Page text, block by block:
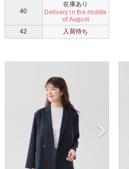
40
在庫あり
Delivery in the middle
of August
42
入荷待ち